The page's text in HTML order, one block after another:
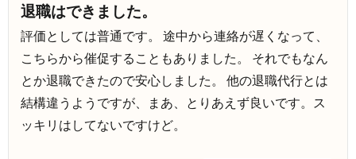
退職はできました。
評価としては普通です。 途中から連絡が遅くなって、
こちらから催促することもありました。 それでもなん
とか退職できたので安心しました。 他の退職代行とは
結構違うようですが、まあ、とりあえず良いです。ス
ッキリはしてないですけど。